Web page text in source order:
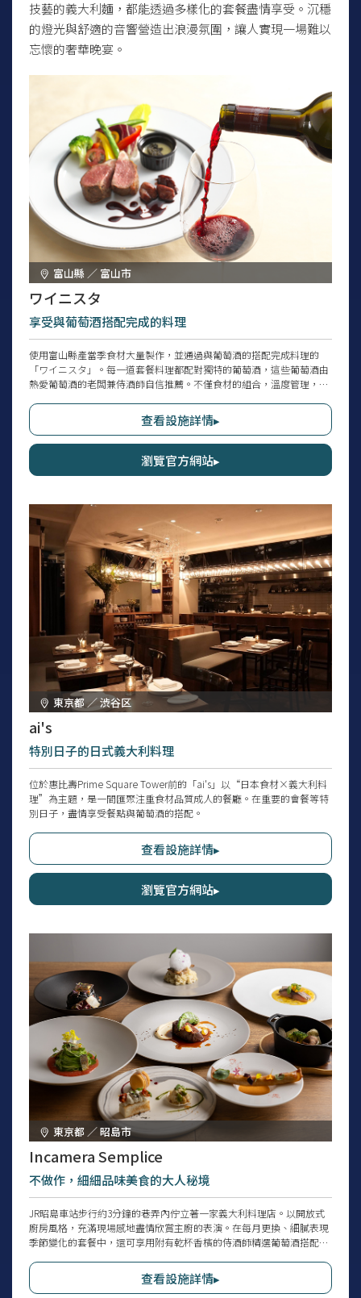
技藝的義大利麵，都能透過多樣化的套餐盡情享受。沉穩
的燈光與舒適的音響營造出浪漫氛圍，讓人實現一場難以
忘懷的奢華晚宴。
富山縣 ／ 富山市
ワイニスタ
享受與葡萄酒搭配完成的料理
使用富山縣產當季食材大量製作，並通過與葡萄酒的搭配完成料理的
「ワイニスタ」。每一道套餐料理都配對獨特的葡萄酒，這些葡萄酒由
熱愛葡萄酒的老闆兼侍酒師自信推薦。不僅食材的組合，溫度管理，以
全預約制，並會根據使用場景、喜好、來店次數等確認後安排套餐內
容。以「從日常到非日常」為理念，盡情享受為每位客人量身打造、令
人難忘的服務。
查看設施詳情▸
瀏覽官方網站▸
東京都 ／ 渋谷区
ai's
特別日子的日式義大利料理
位於惠比壽Prime Square Tower前的「ai's」以“日本食材×義大利料
理”為主題，是一間匯聚注重食材品質成人的餐廳。在重要的會餐等特
別日子，盡情享受餐點與葡萄酒的搭配。
查看設施詳情▸
瀏覽官方網站▸
東京都 ／ 昭島市
Incamera Semplice
不做作，細細品味美食的大人秘境
JR昭島車站步行約3分鐘的巷弄內佇立著一家義大利料理店。以開放式
廚房風格，充滿現場感地盡情欣賞主廚的表演。在每月更換、細膩表現
季節變化的套餐中，還可享用附有乾杯香檳的侍酒師精選葡萄酒搭配組
時尚的大人隱藏版餐廳，除了有能近距離觀賞主廚手藝的吧檯個座位
外，亦設有半獨立包廂式餐桌，非常適合招待重要的人或約會。
查看設施詳情▸